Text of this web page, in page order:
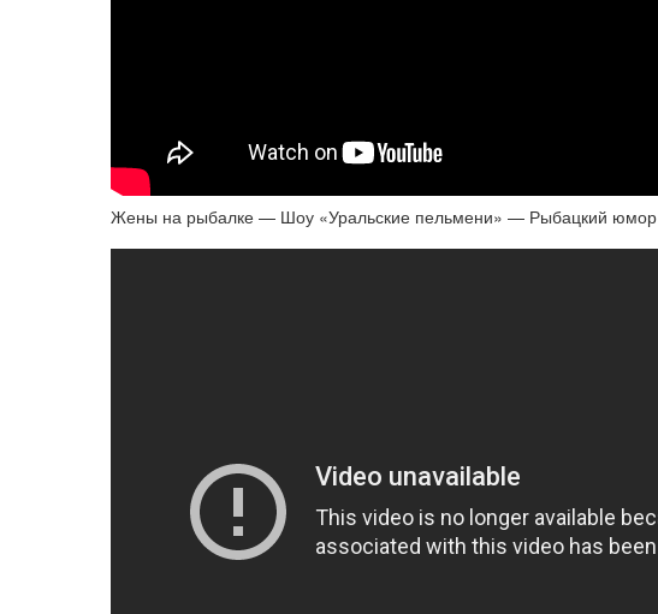
Жены на рыбалке — Шоу «Уральские пельмени» — Рыбацкий юмор